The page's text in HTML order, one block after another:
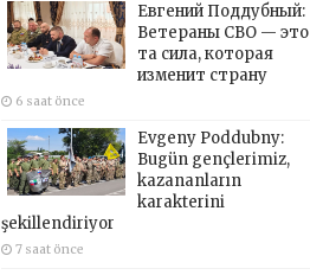
Евгений Поддубный:
Ветераны СВО — это
та сила, которая
изменит страну
6 saat önce
Evgeny Poddubny:
Bugün gençlerimiz,
kazananların
karakterini
şekillendiriyor
7 saat önce